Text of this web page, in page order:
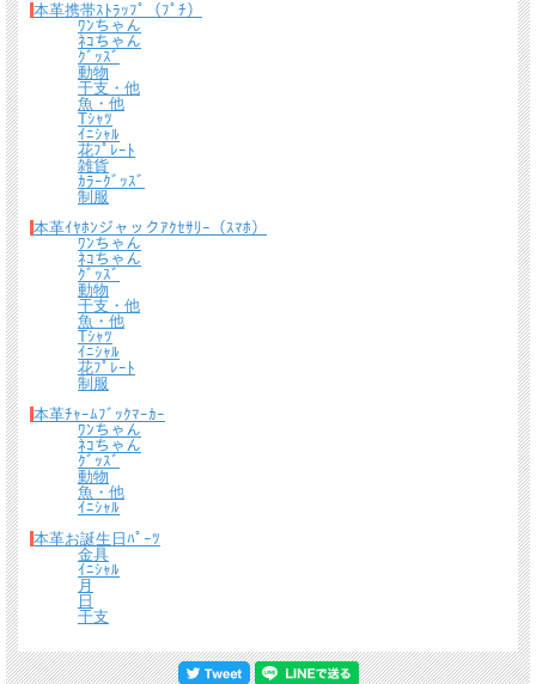
本革携帯ｽﾄﾗｯﾌﾟ（ﾌﾟﾁ）
ﾜﾝちゃん
ﾈｺちゃん
ｸﾞｯｽﾞ
動物
干支・他
魚・他
Tｼｬﾂ
ｲﾆｼｬﾙ
花ﾌﾟﾚｰﾄ
雑貨
ｶﾗｰｸﾞｯｽﾞ
制服
本革ｲﾔﾎﾝジャックｱｸｾｻﾘｰ（ｽﾏﾎ）
ﾜﾝちゃん
ﾈｺちゃん
ｸﾞｯｽﾞ
動物
干支・他
魚・他
Tｼｬﾂ
ｲﾆｼｬﾙ
花ﾌﾟﾚｰﾄ
制服
本革ﾁｬｰﾑﾌﾞｯｸﾏｰｶｰ
ﾜﾝちゃん
ﾈｺちゃん
ｸﾞｯｽﾞ
動物
魚・他
ｲﾆｼｬﾙ
本革お誕生日ﾊﾟｰﾂ
金具
ｲﾆｼｬﾙ
月
日
干支